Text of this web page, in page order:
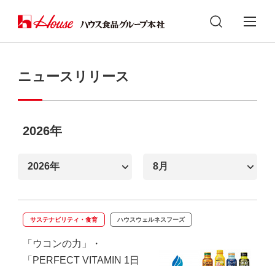
ニュースリリース
2026年
サステナビリティ・食育 ハウスウェルネスフーズ
「ウコンの力」・
「PERFECT VITAMIN 1日